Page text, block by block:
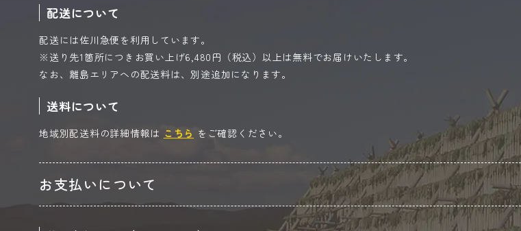
配送について
配送には佐川急便を利用しています。
※送り先1箇所につきお買い上げ6,480円（税込）以上は無料でお届けいたします。
なお、離島エリアへの配送料は、別途追加になります。
送料について
地域別配送料の詳細情報は こちら をご確認ください。
お支払いについて